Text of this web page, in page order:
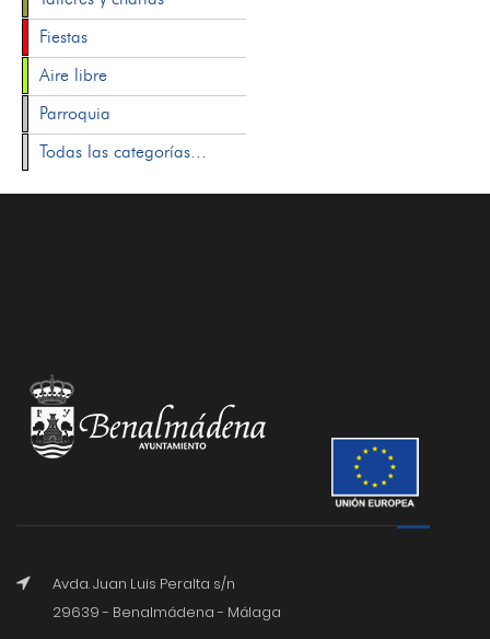
Fiestas
Aire libre
Parroquia
Todas las categorías...
Avda. Juan Luis Peralta s/n
29639 - Benalmádena - Málaga